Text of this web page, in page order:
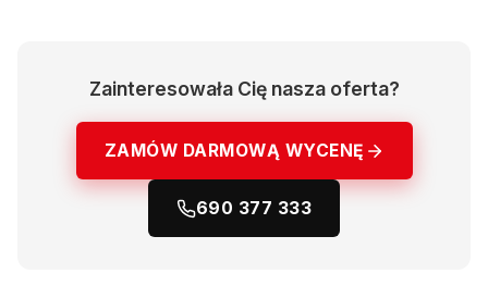
Zainteresowała Cię nasza oferta?
ZAMÓW DARMOWĄ WYCENĘ
690 377 333